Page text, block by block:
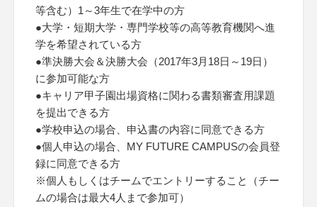
等含む）1～3年生で在学中の方
●大学・短期大学・専門学校等の高等教育機関へ進
学を希望されている方
●準決勝大会＆決勝大会（2017年3月18日～19日）
に参加可能な方
●キャリア甲子園出場資格に関わる書類審査用課題
を提出できる方
●学校申込の場合、申込書の内容に同意できる方
●個人申込の場合、MY FUTURE CAMPUSの会員登
録に同意できる方
※個人もしくはチームでエントリーすること（チー
ムの場合は最大4人まで参加可）